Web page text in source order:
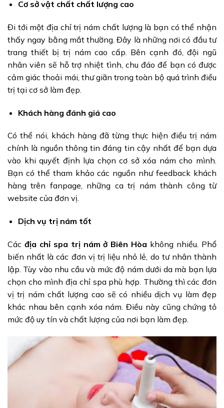
Cơ sở vật chất chất lượng cao
Đi tới một địa chỉ trị nám chất lượng là bạn có thể nhận
thấy ngay bằng mắt thường. Đây là những nơi có đầu tư
trang thiết bị trị nám cao cấp. Bên cạnh đó, đội ngũ
nhân viên sẽ hỗ trợ nhiệt tình, chu đáo để bạn có được
cảm giác thoải mái, thư giãn trong toàn bộ quá trình điều
trị tại cơ sở làm đẹp.
Khách hàng đánh giá cao
Có thể nói, khách hàng đã từng thực hiện điều trị nám
chính là nguồn thông tin đáng tin cậy nhất để bạn dựa
vào khi quyết định lựa chọn cơ sở xóa nám cho mình.
Bạn có thể tham khảo các nguồn như feedback khách
hàng trên fanpage, những ca trị nám thành công từ
website của đơn vị.
Dịch vụ trị nám tốt
Các địa chỉ spa trị nám ở Biên Hòa không nhiều. Phổ
biến nhất là các đơn vị trị liệu nhỏ lẻ, do tư nhân thành
lập. Tùy vào nhu cầu và mức độ nám dưới da mà bạn lựa
chọn cho mình địa chỉ spa phù hợp. Thường thì các đơn
vị trị nám chất lượng cao sẽ có nhiều dịch vụ làm đẹp
khác nhau bên cạnh xóa nám. Điều này cũng chứng tỏ
mức độ uy tín và chất lượng của nơi bạn làm đẹp.